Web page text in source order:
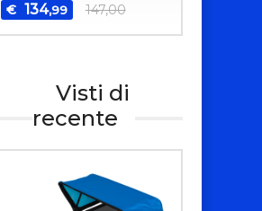
€ 134,99 147,00
Visti di
recente